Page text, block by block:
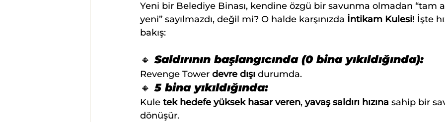
Yeni bir Belediye Binası, kendine özgü bir savunma olmadan “tam
yeni” sayılmazdı, değil mi? O halde karşınızda İntikam Kulesi! İşte
bakış:
🔸 Saldırının başlangıcında (0 bina yıkıldığında):
Revenge Tower devre dışı durumda.
🔸 5 bina yıkıldığında:
Kule tek hedefe yüksek hasar veren, yavaş saldırı hızına sahip bir
dönüşür.